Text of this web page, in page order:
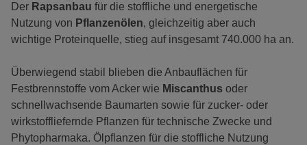
Der Rapsanbau für die stoffliche und energetische
Nutzung von Pflanzenölen, gleichzeitig aber auch
wichtige Proteinquelle, stieg auf insgesamt 740.000 ha an.
Überwiegend stabil blieben die Anbauflächen für
Festbrennstoffe vom Acker wie Miscanthus oder
schnellwachsende Baumarten sowie für zucker- oder
wirkstoffliefernde Pflanzen für technische Zwecke und
Phytopharmaka. Ölpflanzen für die stoffliche Nutzung